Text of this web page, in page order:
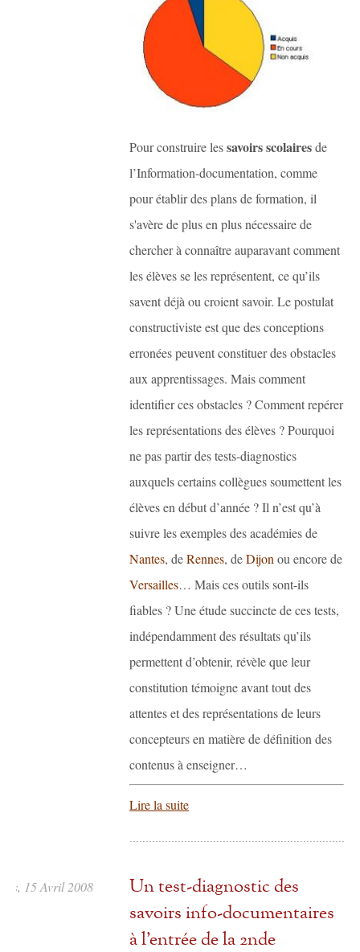
Pour construire lessavoirs scolairesde
l’Information-documentation, comme
pour établir des plans de formation, il
s'avère de plus en plus nécessaire de
chercher à connaître auparavant comment
les élèves se les représentent, ce qu’ils
savent déjà ou croient savoir. Le postulat
constructiviste est que des conceptions
erronées peuvent constituer des obstacles
aux apprentissages. Mais comment
identifier ces obstacles ? Comment repérer
les représentations des élèves ? Pourquoi
ne pas partir des tests-diagnostics
auxquels certains collègues soumettent les
élèves en début d’année ? Il n’est qu’à
suivre les exemples des académies de
Nantes, deRennes, deDijonou encore de
Versailles… Mais ces outils sont-ils
fiables ? Une étude succincte de ces tests,
indépendamment des résultats qu’ils
permettent d’obtenir, révèle que leur
constitution témoigne avant tout des
attentes et des représentations de leurs
concepteurs en matière de définition des
contenus à enseigner…
Lire la suite
15 Avril 2008
Un test-diagnostic des
savoirs info-documentaires
à l’entrée de la 2nde